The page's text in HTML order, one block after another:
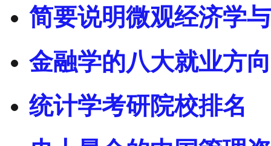
简要说明微观经济学
金融学的八大就业方
统计学考研院校排名